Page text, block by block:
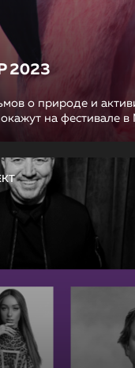
2023
о природе и
на фестивале в